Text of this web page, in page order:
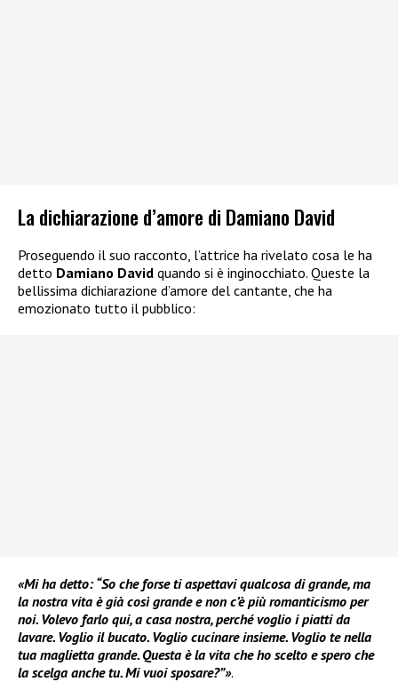
La dichiarazione d’amore di Damiano David
Proseguendo il suo racconto, l’attrice ha rivelato cosa le ha
detto Damiano David quando si è inginocchiato. Queste la
bellissima dichiarazione d’amore del cantante, che ha
emozionato tutto il pubblico:
«Mi ha detto: “So che forse ti aspettavi qualcosa di grande, ma
la nostra vita è già così grande e non c’è più romanticismo per
noi. Volevo farlo qui, a casa nostra, perché voglio i piatti da
lavare. Voglio il bucato. Voglio cucinare insieme. Voglio te nella
tua maglietta grande. Questa è la vita che ho scelto e spero che
la scelga anche tu. Mi vuoi sposare?”».